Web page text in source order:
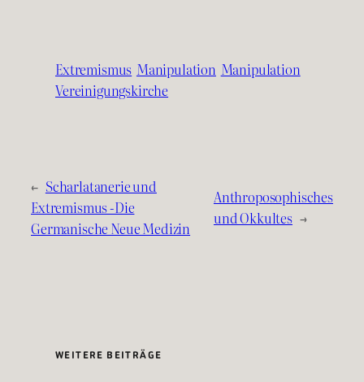
Extremismus Manipulation Manipulation
Vereinigungskirche
← Scharlatanerie und
Extremismus -Die
Germanische Neue Medizin
Anthroposophisches
und Okkultes →
WEITERE BEITRÄGE